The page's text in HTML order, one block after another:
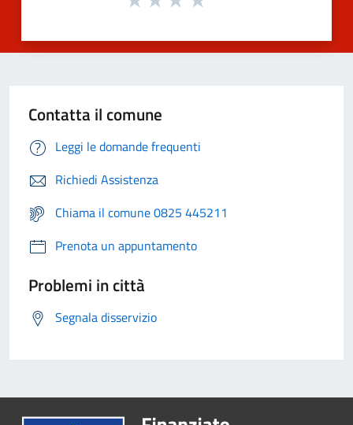
Contatta il comune
Leggi le domande frequenti
Richiedi Assistenza
Chiama il comune 0825 445211
Prenota un appuntamento
Problemi in città
Segnala disservizio